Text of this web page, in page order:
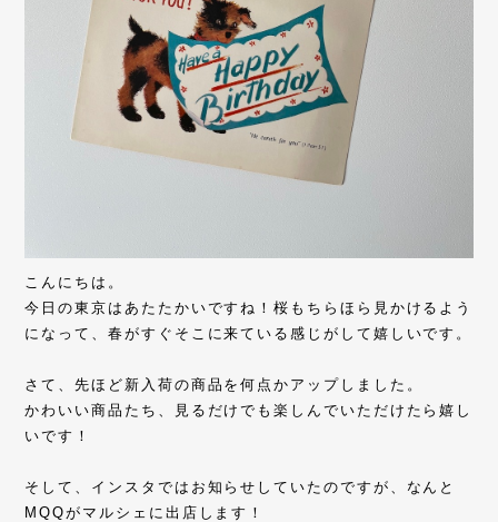
こんにちは。
今日の東京はあたたかいですね！桜もちらほら見かけるよう
になって、春がすぐそこに来ている感じがして嬉しいです。
さて、先ほど新入荷の商品を何点かアップしました。
かわいい商品たち、見るだけでも楽しんでいただけたら嬉し
いです！
そして、インスタではお知らせしていたのですが、なんと
MQQがマルシェに出店します！